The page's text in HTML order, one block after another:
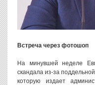
Встреча через фотошоп
На минувшей неделе
скандала из-за
которую издает